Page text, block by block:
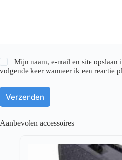
Mijn naam, e-mail en site opslaan
volgende keer wanneer ik een reactie
Verzenden
Aanbevolen accessoires